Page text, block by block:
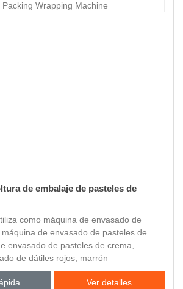
de embalaje de pasteles de
como máquina de envasado de
de envasado de pasteles de
envasado de pasteles de crema,
de dátiles rojos, marrón
Ver detalles